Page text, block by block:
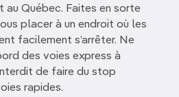
au Québec. Faites en sorte
placer à un endroit où les
facilement s’arrêter. Ne
des voies express à
de faire du stop
rapides.